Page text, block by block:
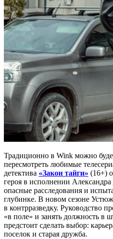
Традиционно в Wink можно
пересмотреть любимые
детектива «Закон тайги» (16+)
героя в исполнении
опасные расследования и
глубинке. В новом сезоне
в контрразведку. Руководство
«в поле» и занять должность в
предстоит сделать выбор:
поселок и старая дружба.